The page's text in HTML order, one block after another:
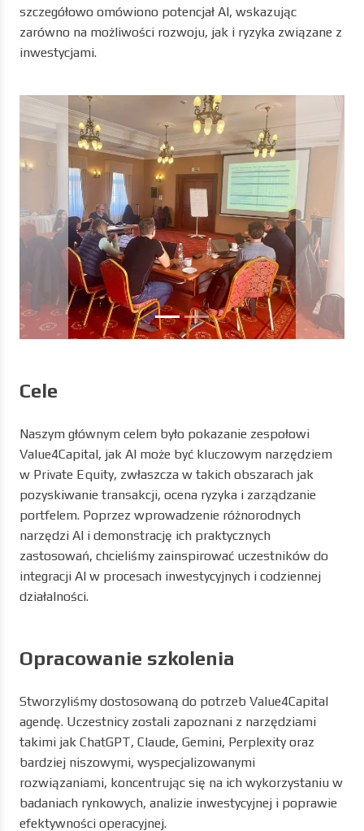
szczegółowo omówiono potencjał AI, wskazując
zarówno na możliwości rozwoju, jak i ryzyka związane z
inwestycjami.
Previous Next
Cele
Value4Capital, jak AI może być kluczowym narzędziem
pozyskiwanie transakcji, ocena ryzyka i zarządzanie
portfelem. Poprzez wprowadzenie różnorodnych
narzędzi AI i demonstrację ich praktycznych
zastosowań, chcieliśmy zainspirować uczestników do
integracji AI w procesach inwestycyjnych i codziennej
działalności.